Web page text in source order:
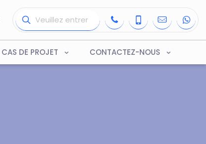
CAS DE PROJET CONTACTEZ-NOUS